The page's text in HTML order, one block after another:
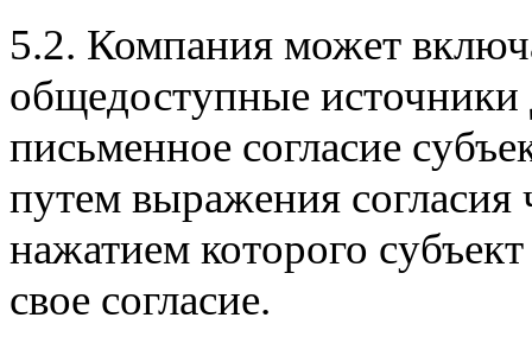
5.2. Компания может
общедоступные
письменное согласие
путем выражения согласия
нажатием которого
свое согласие.